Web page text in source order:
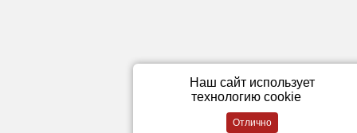
Наш сайт использует
технологию cookie